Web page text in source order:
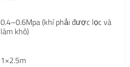
0.4–0.6Mpa (khí phải được lọc và
làm khô)
1×2.5m